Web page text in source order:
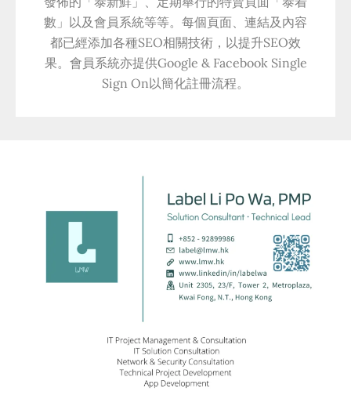
數」以及會員系統等等。每個頁面、連結及內容
都已經添加各種SEO相關技術，以提升SEO效
果。會員系統亦提供Google & Facebook Single
Sign On以簡化註冊流程。